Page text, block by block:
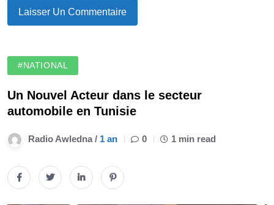
#NATIONAL
Un Nouvel Acteur dans le secteur
automobile en Tunisie
Radio Awledna / 1 an 0 1 min read